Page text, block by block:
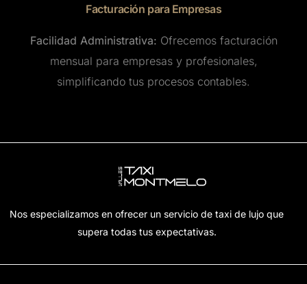
Facturación para Empresas
Facilidad Administrativa: Ofrecemos facturación
mensual para empresas y profesionales,
simplificando tus procesos contables.
Nos especializamos en ofrecer un servicio de taxi de lujo que
supera todas tus expectativas.